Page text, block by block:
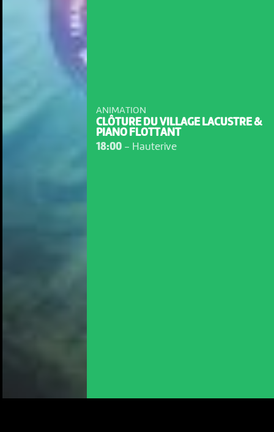
ANIMATION
CLÔTURE DU VILLAGE LACUSTRE &
PIANO FLOTTANT
18:00- Hauterive